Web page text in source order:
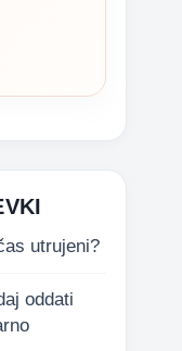
utrujeni?
oddati